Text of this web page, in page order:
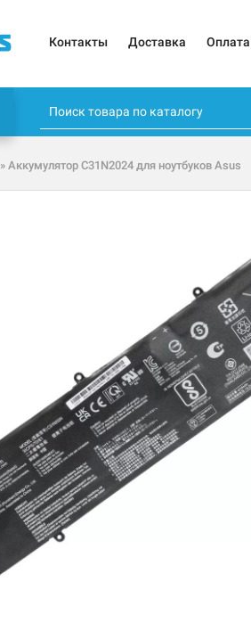
Контакты Доставка Оплата
» Аккумулятор C31N2024 для ноутбуков Asus